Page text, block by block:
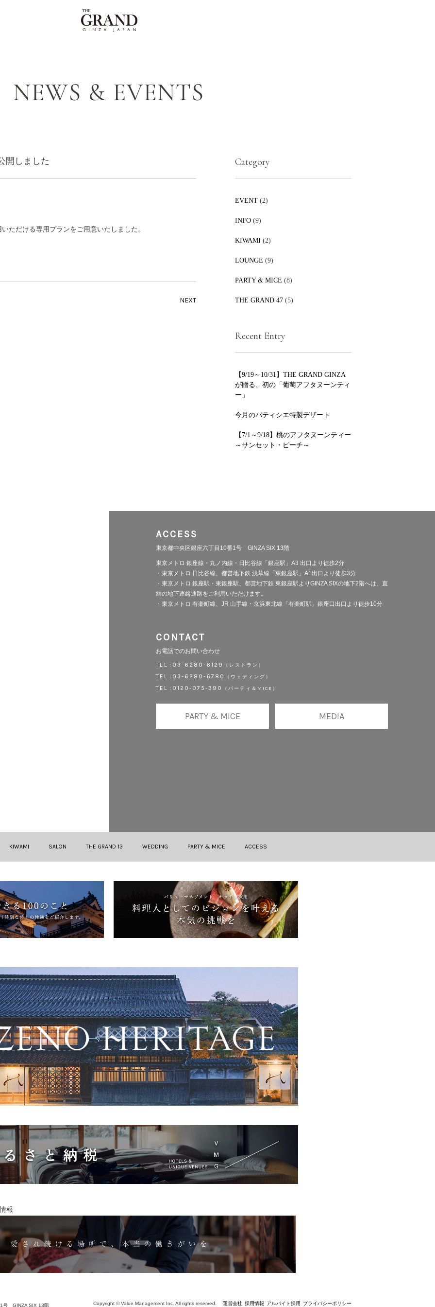
NEWS & EVENTS
開しました
ただける専用プランをご用意いたしました。
NEXT
Category
EVENT (2)
INFO (9)
KIWAMI (2)
LOUNGE (9)
PARTY & MICE (8)
THE GRAND 47 (5)
Recent Entry
【9/19～10/31】THE GRAND GINZA
が贈る、初の「葡萄アフタヌーンティ
ー」
今月のパティシエ特製デザート
【7/1～9/18】桃のアフタヌーンティー
～サンセット・ピーチ～
ACCESS
東京都中央区銀座六丁目10番1号 GINZA SIX 13階
東京メトロ 銀座線・丸ノ内線・日比谷線「銀座駅」A3 出口より徒歩2分
・東京メトロ 日比谷線、都営地下鉄 浅草線「東銀座駅」A1出口より徒歩3分
・東京メトロ 銀座駅・東銀座駅、都営地下鉄 東銀座駅よりGINZA SIXの地下2階へは、直
結の地下連絡通路をご利用いただけます。
・東京メトロ 有楽町線、JR 山手線・京浜東北線「有楽町駅」銀座口出口より徒歩10分
CONTACT
お電話でのお問い合わせ
TEL :03-6280-6129
（レストラン）
TEL :03-6280-6780 （ウェディング）
TEL :0120-075-390 （パーティ＆MICE）
PARTY & MICE MEDIA
KIWAMI SALON THE GRAND 13 WEDDING PARTY & MICE ACCESS
報
1号 GINZA SIX 13階 Copyright © Value Management Inc. All rights reserved. 運営会社 採用情報 アルバイト採用 プライバシーポリシー